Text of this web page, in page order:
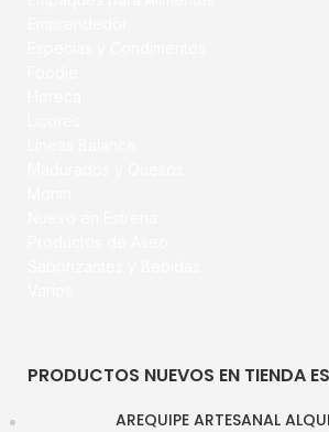
PRODUCTOS NUEVOS EN TIENDA
AREQUIPE ARTESANAL